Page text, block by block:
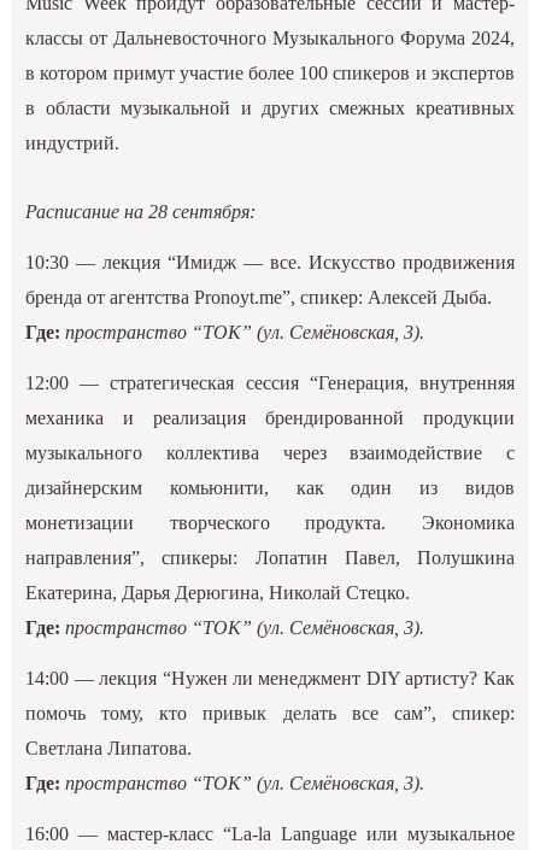
классы от Дальневосточного Музыкального Форума 2024,
в котором примут участие более 100 спикеров и экспертов
в области музыкальной и других смежных креативных
индустрий.
Расписание на 28 сентября:
10:30 — лекция “Имидж — все. Искусство продвижения
бренда от агентства Pronoyt.me”, спикер: Алексей Дыба.
Где: пространство “ТОК” (ул. Семёновская, 3).
12:00 — стратегическая сессия “Генерация, внутренняя
механика и реализация брендированной продукции
музыкального коллектива через взаимодействие с
дизайнерским комьюнити, как один из видов
монетизации творческого продукта. Экономика
направления”, спикеры: Лопатин Павел, Полушкина
Екатерина, Дарья Дерюгина, Николай Стецко.
Где: пространство “ТОК” (ул. Семёновская, 3).
14:00 — лекция “Нужен ли менеджмент DIY артисту? Как
помочь тому, кто привык делать все сам”, спикер:
Светлана Липатова.
Где: пространство “ТОК” (ул. Семёновская, 3).
16:00 — мастер-класс “La-la Language или музыкальное